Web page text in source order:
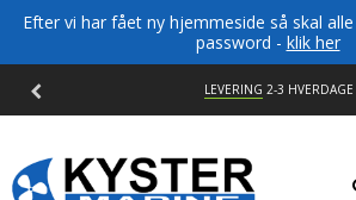
Efter vi har fået ny hjemmeside så skal
password - klik her